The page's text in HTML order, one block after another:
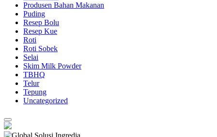
Produsen Bahan Makanan
Puding
Resep Bolu
Resep Kue
Roti
Roti Sobek
Selai
Skim Milk Powder
TBHQ
Telur
Tepung
Uncategorized